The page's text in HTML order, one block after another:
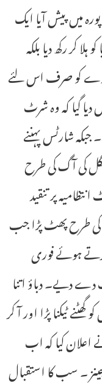
پورہ میں پیش آیا ایک
کر رکھ دیا بلکہ
کو صرف اس لئے
گیا کہ وہ شرٹ
شارٹس پہننے
کی آگ کی طرح
پر تنقید
طرح پھٹ پڑا جب
ہوئے فوری
دے دیے۔ دباؤ اتنا
ٹیکنا پڑا اور آ کر
کیا کہ اب
۔ سب کا استقبال